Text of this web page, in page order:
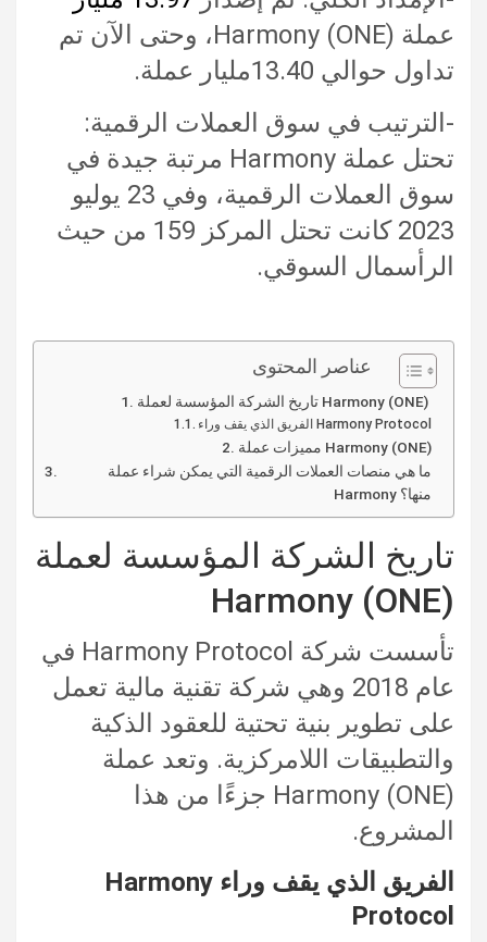
عملة Harmony (ONE)، وحتى الآن تم
تداول حوالي 13.40مليار عملة.
-الترتيب في سوق العملات الرقمية:
تحتل عملة Harmony مرتبة جيدة في
سوق العملات الرقمية، وفي 23 يوليو
2023 كانت تحتل المركز 159 من حيث
الرأسمال السوقي.
عناصر المحتوى
تاريخ الشركة المؤسسة لعملة Harmony (ONE)
الفريق الذي يقف وراء Harmony Protocol
مميزات عملة Harmony (ONE)
ما هي منصات العملات الرقمية التي يمكن شراء عملة
Harmony منها؟
تاريخ الشركة المؤسسة لعملة
Harmony (ONE)
تأسست شركة Harmony Protocol في
عام 2018 وهي شركة تقنية مالية تعمل
على تطوير بنية تحتية للعقود الذكية
والتطبيقات اللامركزية. وتعد عملة
Harmony (ONE) جزءًا من هذا
المشروع.
الفريق الذي يقف وراء Harmony
Protocol